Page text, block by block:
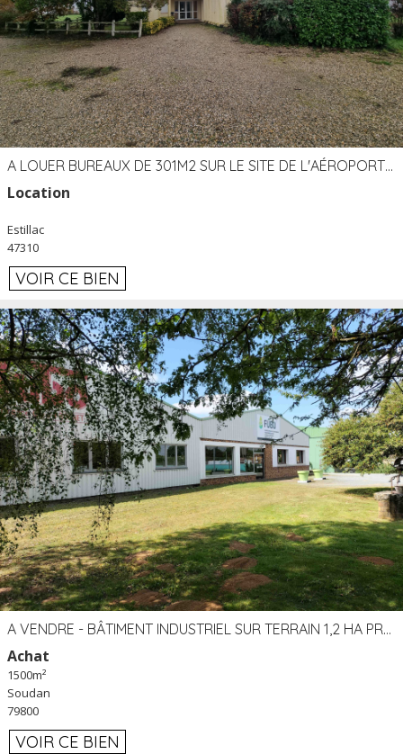
A LOUER BUREAUX DE 301M2 SUR LE SITE DE L'AÉROPORT AGEN LA GARENNE
Location
Estillac
47310
VOIR CE BIEN
A VENDRE - BÂTIMENT INDUSTRIEL SUR TERRAIN 1,2 HA PROCHE ÉCHANGEUR A10 - SOUDAN (79)
Achat
1500m²
Soudan
79800
VOIR CE BIEN